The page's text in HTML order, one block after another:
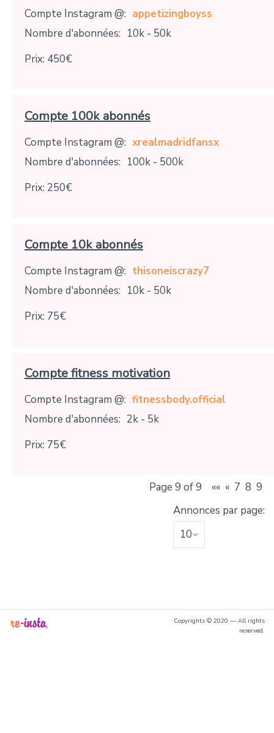
Compte Instagram @: appetizingboyss
Nombre d'abonnées: 10k - 50k
Prix: 450€
Compte 100k abonnés
Compte Instagram @: xrealmadridfansx
Nombre d'abonnées: 100k - 500k
Prix: 250€
Compte 10k abonnés
Compte Instagram @: thisoneiscrazy7
Nombre d'abonnées: 10k - 50k
Prix: 75€
Compte fitness motivation
Compte Instagram @: fitnessbody.official
Nombre d'abonnées: 2k - 5k
Prix: 75€
Page 9 of 9 «« « 7 8 9
Annonces par page:
Copyrights © 2020 — All rights
reserved.